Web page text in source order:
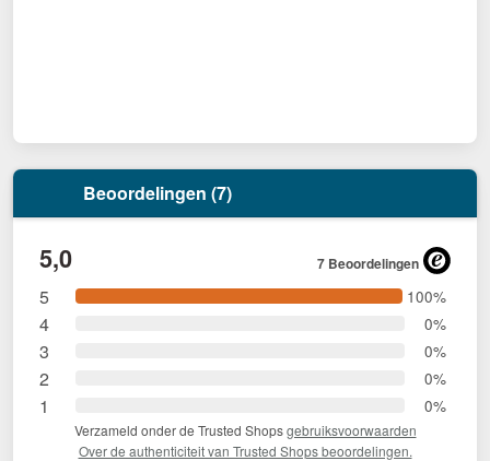
Beoordelingen (7)
5,0 7 Beoordelingen
5 100%
4 0%
3 0%
2 0%
1 0%
Verzameld onder de Trusted Shopsgebruiksvoorwaarden
Over de authenticiteit van Trusted Shops beoordelingen.